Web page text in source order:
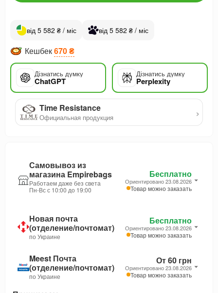
від 5 582 ₴ / міс від 5 582 ₴ / міс
Кешбек670 ₴
Дізнатись думку
ChatGPT
Дізнатись думку
Perplexity
Time Resistance
Официальная продукция ›
Самовывоз из
магазина Empirebags
Работаем даже без света
Пн-Вс с 10:00 до 19:00
Бесплатно
Ориентировано 23.08.2026
Товар можно заказать
Новая почта
(отделение/почтомат)
по Украине
Бесплатно
Ориентировано 23.08.2026
Товар можно заказать
Meest Почта
(отделение/почтомат)
по Украине
От 60 грн
Ориентировано 23.08.2026
Товар можно заказать